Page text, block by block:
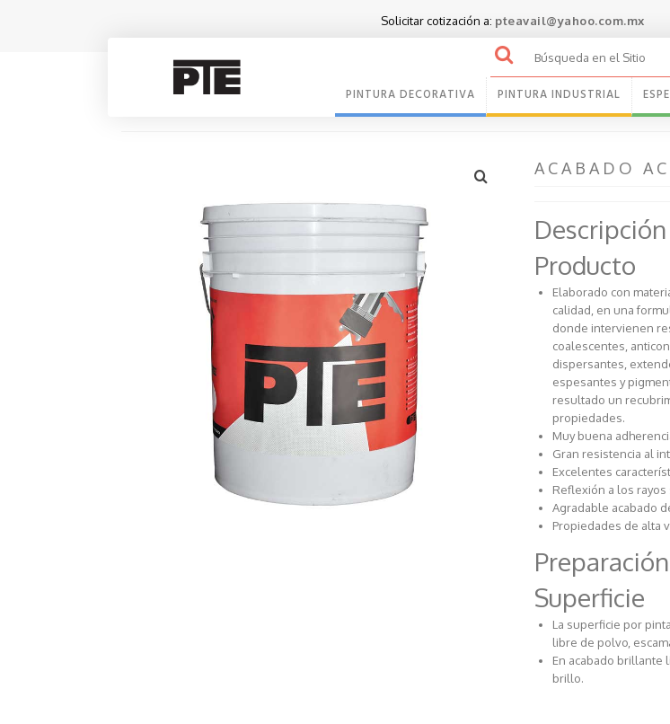
Solicitar cotización a: pteavail@yahoo.com.mx
Buscar
por:
PINTURA DECORATIVA PINTURA INDUSTRIAL
ACABADO
Producto
Elaborado con
calidad, en una
donde intervienen
coalescentes,
dispersantes,
espesantes y
resultado un
propiedades.
Muy buena
Gran resistencia al
Excelentes
Reflexión a los rayos
Agradable acabado
Propiedades de alta
Superficie
La superficie por
libre de polvo,
En acabado brillante
brillo.